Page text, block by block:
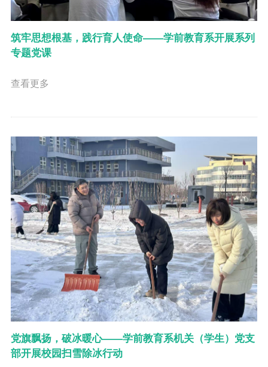
筑牢思想根基，践行育人使命——学前教育系开展系列
专题党课
查看更多
党旗飘扬，破冰暖心——学前教育系机关（学生）党支
部开展校园扫雪除冰行动